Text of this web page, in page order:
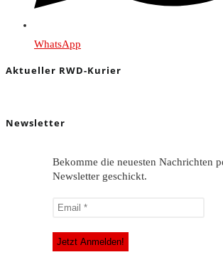
WhatsApp
Aktueller RWD-Kurier
Newsletter
Bekomme die neuesten Nachrichten
Newsletter geschickt.